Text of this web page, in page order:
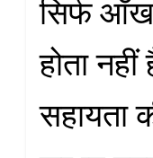
सिर्फ
होता
सहायता